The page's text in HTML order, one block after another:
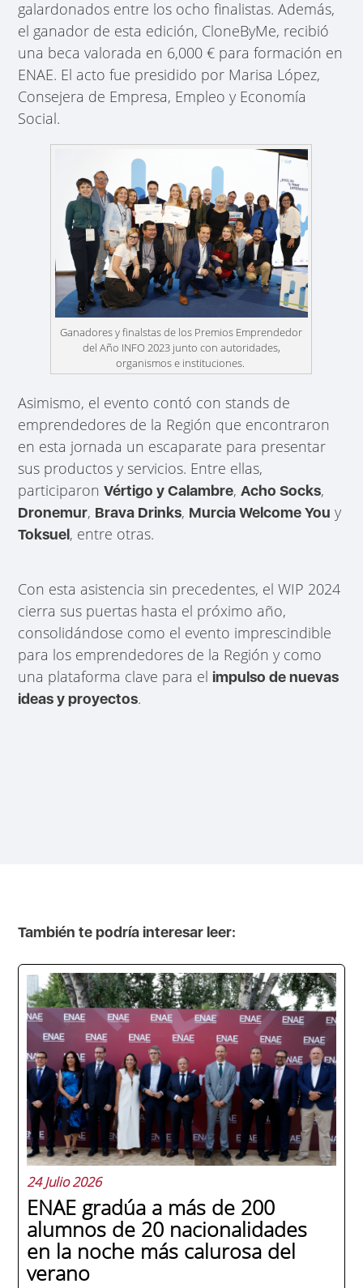
galardonados entre los ocho finalistas. Además,
el ganador de esta edición, CloneByMe, recibió
una beca valorada en 6,000 € para formación en
ENAE. El acto fue presidido por Marisa López,
Consejera de Empresa, Empleo y Economía
Social.
Ganadores y finalstas de los Premios Emprendedor
del Año INFO 2023 junto con autoridades,
organismos e instituciones.
Asimismo, el evento contó con stands de
emprendedores de la Región que encontraron
en esta jornada un escaparate para presentar
sus productos y servicios. Entre ellas,
participaronVértigo y Calambre,Acho Socks,
Dronemur, Brava Drinks, Murcia Welcome You y
Toksuel, entre otras.
Con esta asistencia sin precedentes, el WIP 2024
cierra sus puertas hasta el próximo año,
consolidándose como el evento imprescindible
para los emprendedores de la Región y como
una plataforma clave para el impulso de nuevas
ideas y proyectos.
También te podría interesar leer:
24 Julio 2026
ENAE gradúa a más de 200
alumnos de 20 nacionalidades
en la noche más calurosa del
verano